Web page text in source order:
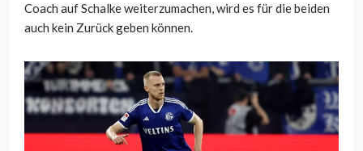
Coach auf Schalke weiterzumachen, wird es für die beiden
auch kein Zurück geben können.